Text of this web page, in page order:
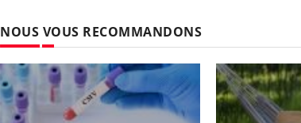
NOUS VOUS RECOMMANDONS